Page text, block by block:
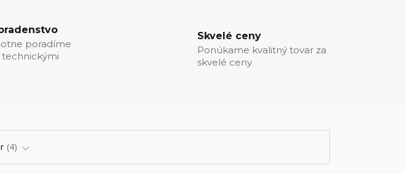
poradíme
technickými
Skvelé ceny
Ponúkame kvalitný tovar za
skvelé ceny
4